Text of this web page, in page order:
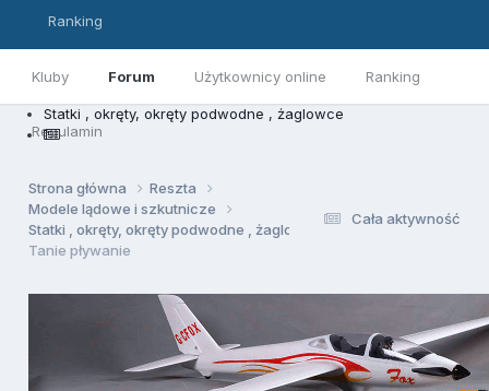
Kluby Forum Użytkownicy online Ranking
Regulamin
Ranking
Statki , okręty, okręty podwodne , żaglowce
Cała aktywność
Strona główna
Reszta
Modele lądowe i szkutnicze
Statki , okręty, okręty podwodne , żaglowce
Tanie pływanie